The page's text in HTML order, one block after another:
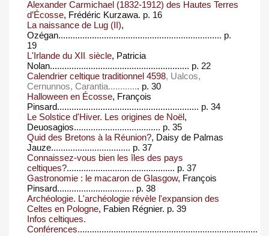
Alexander Carmichael (1832-1912) des Hautes Terres
d’Écosse, Frédéric Kurzawa. p. 16
La naissance de Lug (II),
Ozégan.................................................................... p.
19
L'Irlande du XII e siècle, Patricia
Nolan.......................................................... p. 22
Calendrier celtique traditionnel 4598, Ualcos,
Cernunnos, Carantia............. p. 30
Halloween en Écosse, François
Pinsard........................................................... p. 34
Le Solstice d'Hiver. Les origines de Noël,
Deuosagios.................................... p. 35
Quid des Bretons à la Réunion?, Daisy de Palmas
Jauze................................. p. 37
Connaissez-vous bien les îles des pays
celtiques?............................................. p. 37
Gastronomie : le macaron de Glasgow, François
Pinsard................................ p. 38
Archéologie. L'archéologie révèle l'expansion des
Celtes en Pologne, Fabien Régnier. p. 39
Infos celtiques.
Conférences...........................................................................